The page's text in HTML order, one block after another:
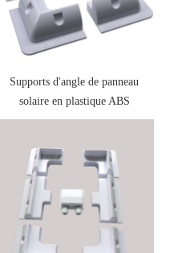
Supports d'angle de panneau
solaire en plastique ABS